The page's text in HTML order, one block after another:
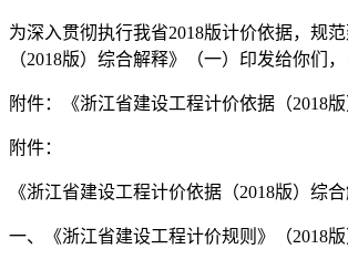
为深入贯彻执行我省2018版计价依据，规
（2018版）综合解释》（一）印发给你们
附件：《浙江省建设工程计价依据（2018
附件：
《浙江省建设工程计价依据（2018版）综合
一、《浙江省建设工程计价规则》（2018版